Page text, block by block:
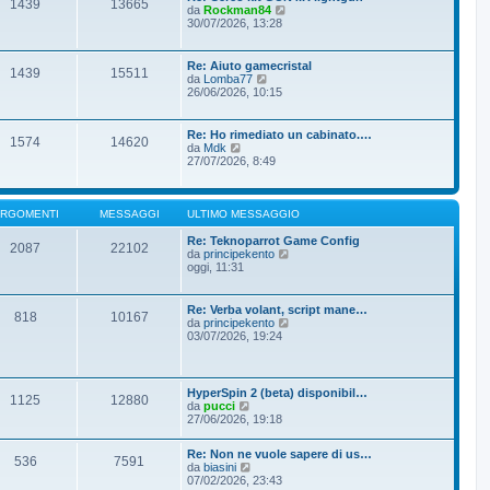
s
i
o
l
t
i
m
s
a
g
i
1439 13665
da Rockman84
i
u
l
m
a
g
g
i
o
30/07/2026, 13:28
1439 15511
Re: Aiuto gamecristal
da Lomba77
e
i
u
l
t
i
o
m
e
s
a
i
o
26/06/2026, 10:15
1574 14620
Re: Ho rimediato un cabinato.…
da Mdk
e
i
u
l
t
i
m
s
a
g
o
27/07/2026, 8:49
MESSAGGI ULTIMO MESSAGGIO
2087 22102
Re: Teknoparrot Game Config
da principekento
i
u
l
m
e
a
g
g
oggi, 11:31
818 10167
Re: Verba volant, script mane…
da principekento
l
t
o
m
03/07/2026, 19:24
1125 12880
HyperSpin 2 (beta) disponibil…
da pucci
e
i
u
t
27/06/2026, 19:18
536 7591
Re: Non ne vuole sapere di us…
da biasini
e
07/02/2026, 23:43